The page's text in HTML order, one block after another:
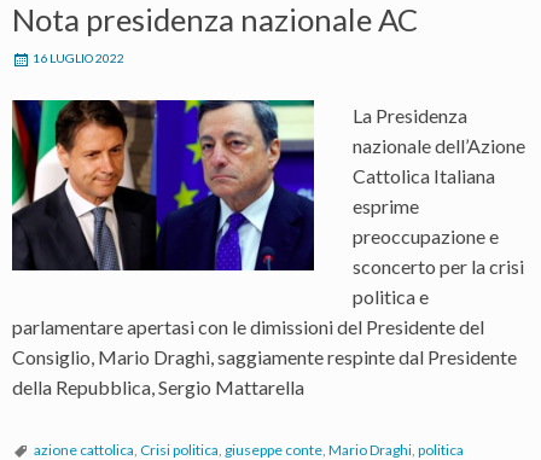
Nota presidenza nazionale AC
16 LUGLIO 2022
La Presidenza
nazionale dell’Azione
Cattolica Italiana
esprime
preoccupazione e
sconcerto per la crisi
politica e
parlamentare apertasi con le dimissioni del Presidente del
Consiglio, Mario Draghi, saggiamente respinte dal Presidente
della Repubblica, Sergio Mattarella
azione cattolica, Crisi politica, giuseppe conte, Mario Draghi, politica